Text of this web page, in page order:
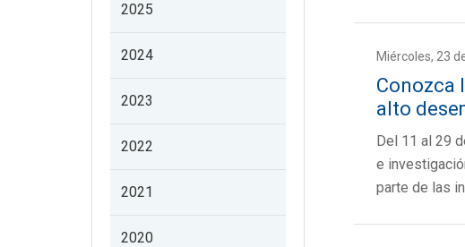
2025
2024
2023
2022
2021
2020
Miércoles, 23
Conozca
alto
Del 11 al 29
e
parte de las